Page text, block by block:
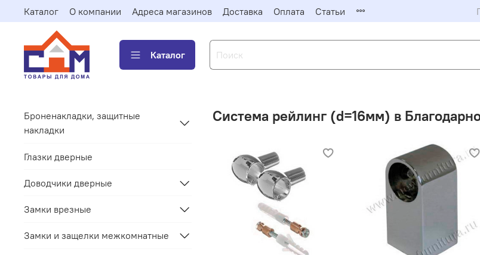
Каталог О компании Адреса магазинов Доставка Оплата Статьи
Каталог
Система рейлинг (d=16мм) в
Броненакладки, защитные
накладки
Глазки дверные
Доводчики дверные
Замки врезные
Замки и защелки межкомнатные